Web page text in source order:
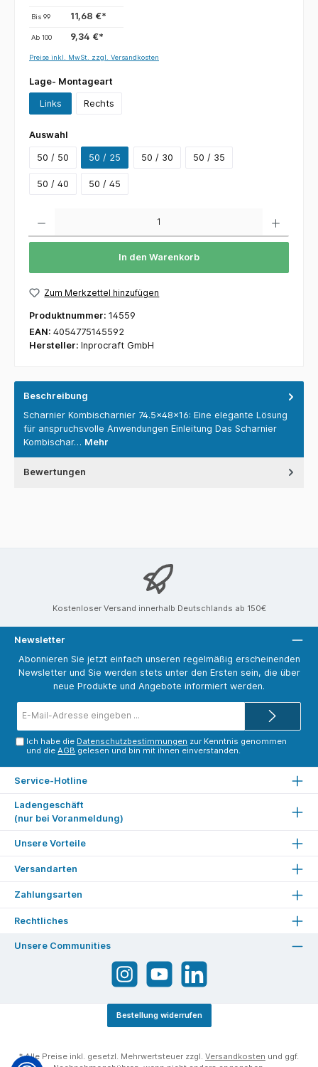
Bis99 11,68 €*
Ab100 9,34 €*
Preise inkl. MwSt. zzgl. Versandkosten
Lage- Montageart
Links Rechts
Auswahl
50 / 50 50 / 25 50 / 30 50 / 35
50 / 40 50 / 45
In den Warenkorb
Zum Merkzettel hinzufügen
Produktnummer: 14559
EAN: 4054775145592
Hersteller: Inprocraft GmbH
Beschreibung
Scharnier Kombischarnier 74.5x48x16: Eine elegante Lösung
für anspruchsvolle Anwendungen Einleitung Das Scharnier
Kombischar… Mehr
Bewertungen
Kostenloser Versand innerhalb Deutschlands ab 150€
Newsletter
Abonnieren Sie jetzt einfach unseren regelmäßig erscheinenden
Newsletter und Sie werden stets unter den Ersten sein, die über
neue Produkte und Angebote informiert werden.
Mail-
Ich habe die Datenschutzbestimmungen zur Kenntnis genommen
und dieAGB gelesen und bin mit ihnen einverstanden.
Service-Hotline
Ladengeschäft
(nur bei Voranmeldung)
Unsere Vorteile
Versandarten
Zahlungsarten
Rechtliches
Unsere Communities
Bestellung widerrufen
* Alle Preise inkl. gesetzl. Mehrwertsteuer zzgl. Versandkosten und ggf.